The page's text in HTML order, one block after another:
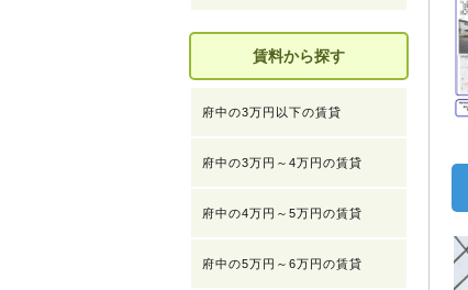
賃料から探す
府中の3万円以下の賃貸
府中の3万円～4万円の賃貸
府中の4万円～5万円の賃貸
府中の5万円～6万円の賃貸